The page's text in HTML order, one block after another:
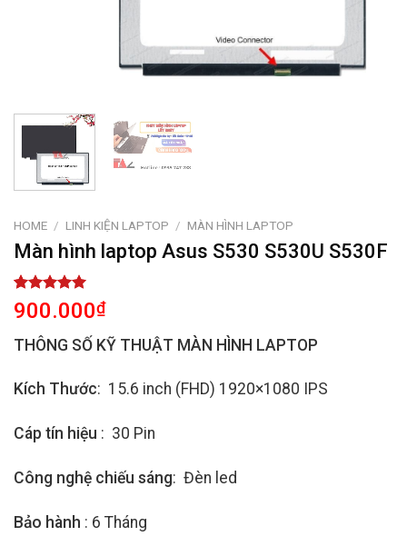
HOME / LINH KIỆN LAPTOP / MÀN HÌNH LAPTOP
Màn hình laptop Asus S530 S530U S530F
Rated
5.00
out of 5
based on
1
customer
900.000₫
THÔNG SỐ KỸ THUẬT MÀN HÌNH LAPTOP
Kích Thước: 15.6 inch (FHD) 1920×1080 IPS
Cáp tín hiệu : 30 Pin
Công nghệ chiếu sáng: Đèn led
Bảo hành : 6 Tháng